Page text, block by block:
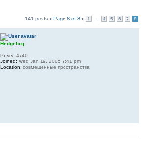
141 posts • Page 8 of 8 • 1 4 5 6 7 8
Hedgehog
Posts: 4740
Joined: Wed Jan 19, 2005 7:41 pm
Location: совмещенные пространства